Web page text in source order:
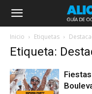
Inicio Etiquetas
Etiqueta: